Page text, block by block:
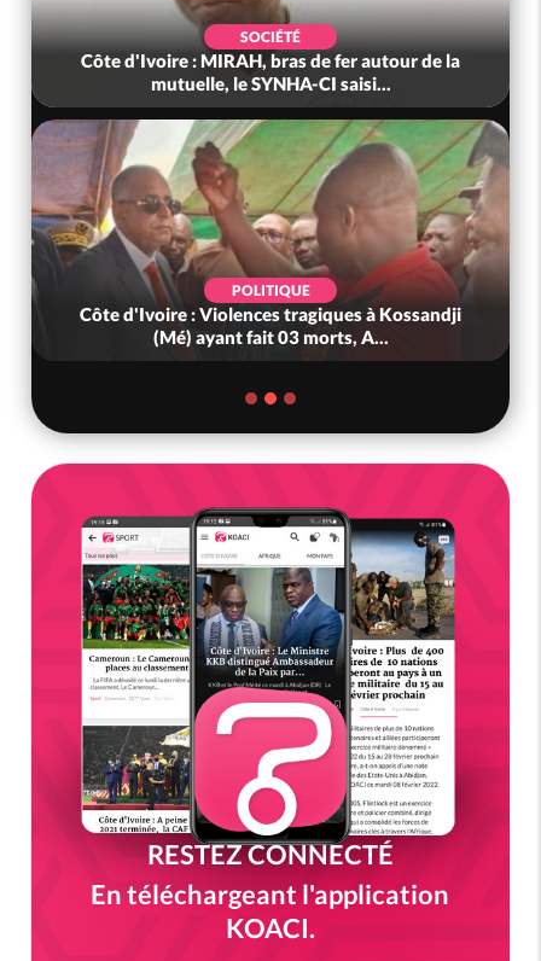
SOCIÉTÉ
Côte d'Ivoire : MIRAH, bras de fer autour de la
mutuelle, le SYNHA-CI saisi...
POLITIQUE
Côte d'Ivoire : Violences tragiques à Kossandji
(Mé) ayant fait 03 morts, A...
RESTEZ CONNECTÉ
En téléchargeant l'application
KOACI.